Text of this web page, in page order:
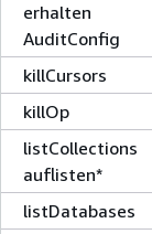
erhalten
AuditConfig
killCursors
killOp
listCollections
auflisten*
listDatabases